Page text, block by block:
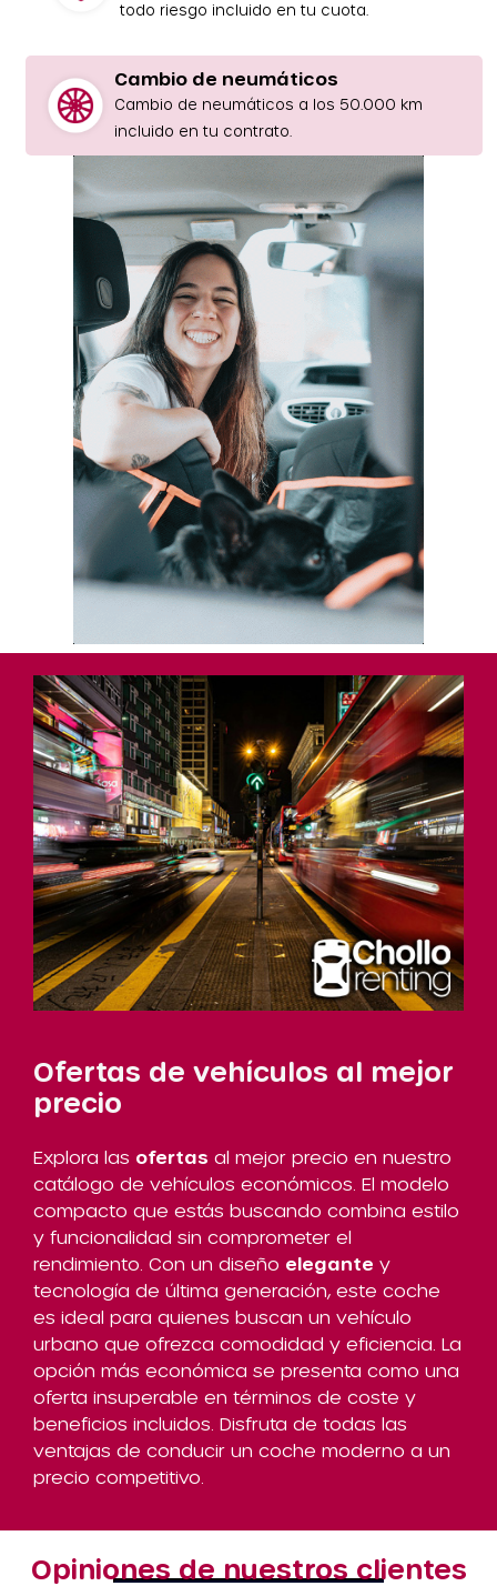
todo riesgo incluido en tu cuota.
Cambio de neumáticos
Cambio de neumáticos a los 50.000 km
incluido en tu contrato.
Ofertas de vehículos al mejor
precio
Explora las ofertas al mejor precio en nuestro
catálogo de vehículos económicos. El modelo
compacto que estás buscando combina estilo
y funcionalidad sin comprometer el
rendimiento. Con un diseño elegante y
tecnología de última generación, este coche
es ideal para quienes buscan un vehículo
urbano que ofrezca comodidad y eficiencia. La
opción más económica se presenta como una
oferta insuperable en términos de coste y
beneficios incluidos. Disfruta de todas las
ventajas de conducir un coche moderno a un
precio competitivo.
Opiniones de nuestros clientes